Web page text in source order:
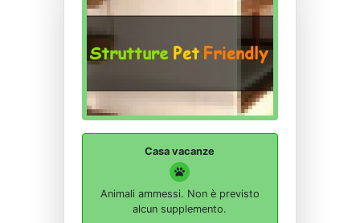
Casa vacanze
Animali ammessi. Non è previsto
alcun supplemento.